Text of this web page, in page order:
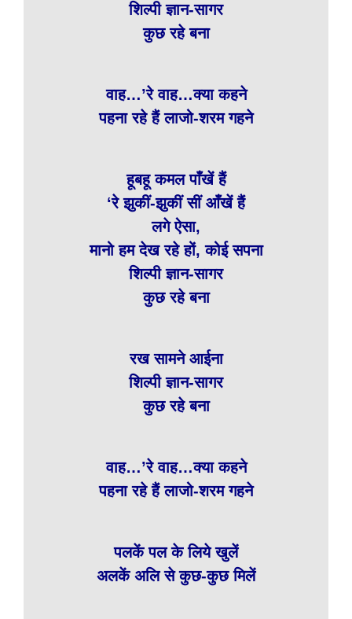
शिल्पी ज्ञान-सागर
कुछ रहे बना
वाह…’रे वाह…क्या कहने
पहना रहे हैं लाजो-शरम गहने
हूबहू कमल पाँखें हैं
‘रे झुकीं-झुकीं सीं आँखें हैं
लगे ऐसा,
मानो हम देख रहे हों, कोई सपना
शिल्पी ज्ञान-सागर
कुछ रहे बना
रख सामने आईना
शिल्पी ज्ञान-सागर
कुछ रहे बना
वाह…’रे वाह…क्या कहने
पहना रहे हैं लाजो-शरम गहने
पलकें पल के लिये खुलें
अलकें अलि से कुछ-कुछ मिलें